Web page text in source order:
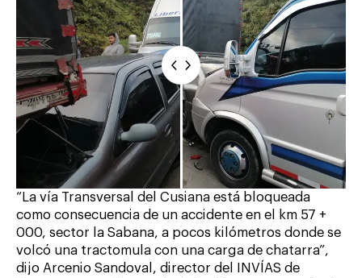
“La vía Transversal del Cusiana está bloqueada
como consecuencia de un accidente en el km 57 +
000, sector la Sabana, a pocos kilómetros donde se
volcó una tractomula con una carga de chatarra”,
dijo Arcenio Sandoval, director del INVÍAS de